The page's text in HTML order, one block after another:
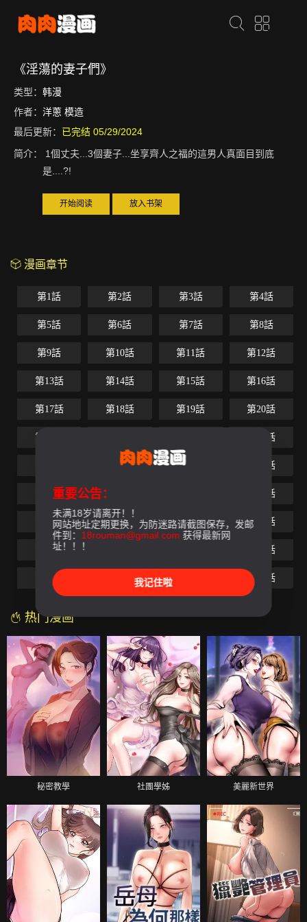
《淫蕩的妻子們》
类型： 韩漫
作者： 洋蔥 模造
最后更新： 已完结 05/29/2024
简介：
1個丈夫...3個妻子...坐享齊人之福的這男人真面目到底
是....?!
开始阅读 放入书架
漫画章节
第1話 第2話 第3話 第4話
第5話 第6話 第7話 第8話
第9話 第10話 第11話 第12話
第13話 第14話 第15話 第16話
第17話 第18話 第19話 第20話
第21話 第24話
第26話 第27話 第28話
第29話 第30話 第32話
第33話 第34話 第35話 第36話
第37話 第40話
第41話 最終話
热门漫画
秘密教學 社團學姊 美麗新世界
重要公告：
未满18岁请离开！！
网站地址定期更换，为防迷路请截图保存，发邮
件到： 18rouman@gmail.com 获得最新网
址！！！
我记住啦